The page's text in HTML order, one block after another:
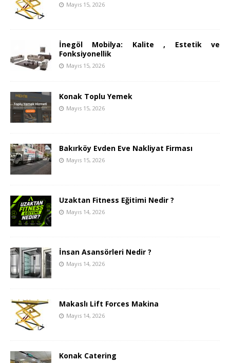
Mayıs 15, 2026
İnegöl Mobilya: Kalite , Estetik ve
Fonksiyonellik
Mayıs 15, 2026
Konak Toplu Yemek
Mayıs 15, 2026
Bakırköy Evden Eve Nakliyat Firması
Mayıs 15, 2026
Uzaktan Fitness Eğitimi Nedir ?
Mayıs 14, 2026
İnsan Asansörleri Nedir ?
Mayıs 14, 2026
Makaslı Lift Forces Makina
Mayıs 14, 2026
Konak Catering